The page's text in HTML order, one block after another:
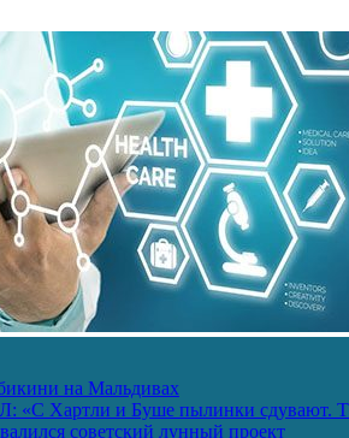
на Мальдивах
Хартли и Буше пылинки сдувают.
советский лунный проект